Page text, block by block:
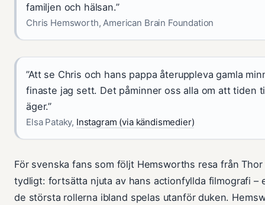
familjen och hälsan.”
Chris Hemsworth, American Brain Foundation
”Att se Chris och hans pappa återuppleva gamla
finaste jag sett. Det påminner oss alla om att tiden
äger.”
Elsa Pataky, Instagram (via kändismedier)
För svenska fans som följt Hemsworths resa från
tydligt: fortsätta njuta av hans actionfyllda filmografi –
de största rollerna ibland spelas utanför duken.